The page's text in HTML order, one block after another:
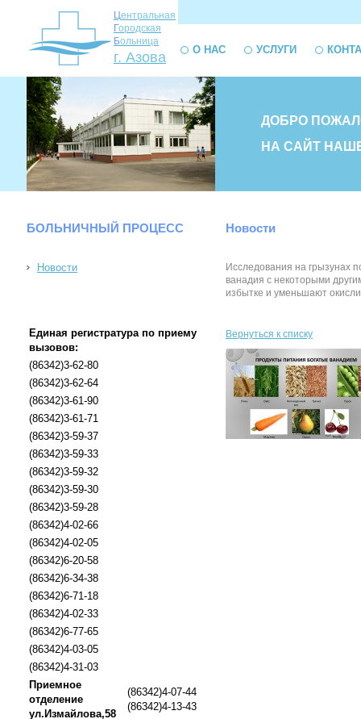
Центральная
Городская
Больница
г. Азова О НАС УСЛУГИ
ДОБРО
НА САЙТ
БОЛЬНИЧНЫЙ ПРОЦЕСС
Новости
Единая регистратура по приему
вызовов:
(86342)3-62-80
(86342)3-62-64
(86342)3-61-90
(86342)3-61-71
(86342)3-59-37
(86342)3-59-33
(86342)3-59-32
(86342)3-59-30
(86342)3-59-28
(86342)4-02-66
(86342)4-02-05
(86342)6-20-58
(86342)6-34-38
(86342)6-71-18
(86342)4-02-33
(86342)6-77-65
(86342)4-03-05
(86342)4-31-03
Приемное
отделение
ул.Измайлова,58
(86342)4-07-44
(86342)4-13-43
Новости
Исследования на грызунах
ванадия с некоторыми
избытке и уменьшают
Вернуться к списку